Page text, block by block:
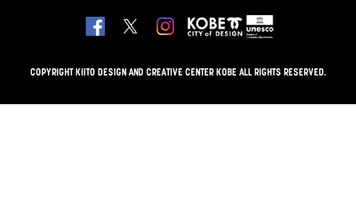
COPYRIGHT KIITO DESIGN AND CREATIVE CENTER KOBE ALL RIGHTS RESERVED.